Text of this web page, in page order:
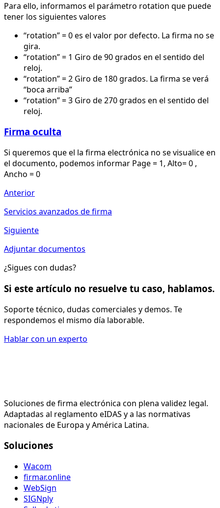
Para ello, informamos el parámetro rotation que puede
tener los siguientes valores
“rotation” = 0 es el valor por defecto. La firma no se
gira.
“rotation” = 1 Giro de 90 grados en el sentido del
reloj.
“rotation” = 2 Giro de 180 grados. La firma se verá
“boca arriba”
“rotation” = 3 Giro de 270 grados en el sentido del
reloj.
Firma oculta
Si queremos que el la firma electrónica no se visualice en
el documento, podemos informar Page = 1, Alto= 0 ,
Ancho = 0
Anterior
Servicios avanzados de firma
Siguiente
Adjuntar documentos
¿Sigues con dudas?
Si este artículo no resuelve tu caso, hablamos.
Soporte técnico, dudas comerciales y demos. Te
respondemos el mismo día laborable.
Hablar con un experto
Soluciones de firma electrónica con plena validez legal.
Adaptadas al reglamento eIDAS y a las normativas
nacionales de Europa y América Latina.
Soluciones
Wacom
firmar.online
WebSign
SIGNply